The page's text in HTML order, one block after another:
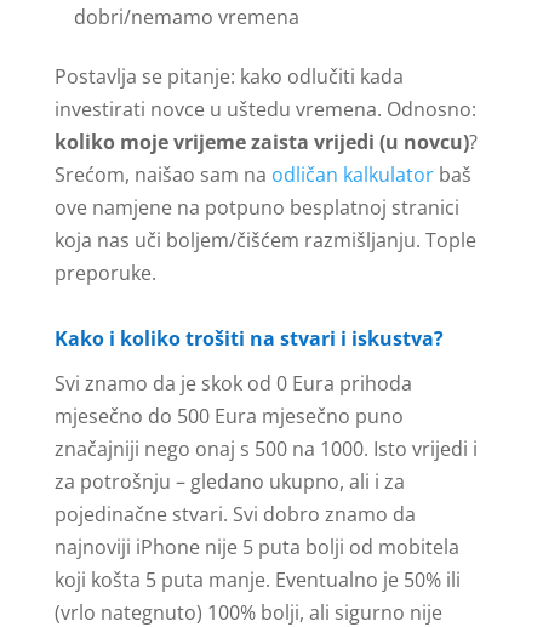
dobri/nemamo vremena
Postavlja se pitanje: kako odlučiti kada
investirati novce u uštedu vremena. Odnosno:
koliko moje vrijeme zaista vrijedi (u novcu)?
Srećom, naišao sam na odličan kalkulatorbaš
ove namjene na potpuno besplatnoj stranici
koja nas uči boljem/čišćem razmišljanju. Tople
preporuke.
Kako i koliko trošiti na stvari i iskustva?
Svi znamo da je skok od 0 Eura prihoda
mjesečno do 500 Eura mjesečno puno
značajniji nego onaj s 500 na 1000. Isto vrijedi i
za potrošnju – gledano ukupno, ali i za
pojedinačne stvari. Svi dobro znamo da
najnoviji iPhone nije 5 puta bolji od mobitela
koji košta 5 puta manje. Eventualno je 50% ili
(vrlo nategnuto) 100% bolji, ali sigurno nije